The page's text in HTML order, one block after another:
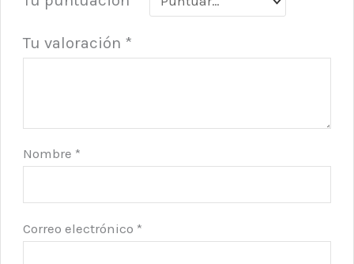
Tu valoración *
Nombre *
Correo electrónico *